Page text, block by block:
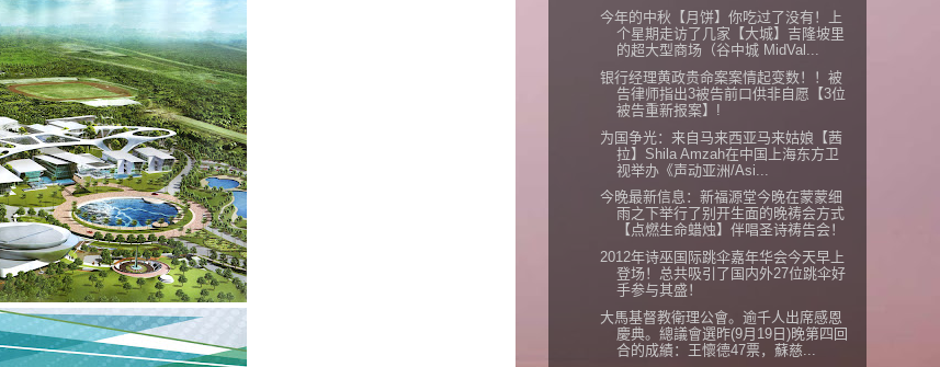
今年的中秋【月饼】你吃过了没有！上
个星期走访了几家【大城】吉隆坡里
的超大型商场（谷中城 MidVal...
银行经理黄政贵命案案情起变数！！被
告律师指出3被告前口供非自愿【3位
被告重新报案】!
为国争光：来自马来西亚马来姑娘【茜
拉】Shila Amzah在中国上海东方卫
视举办《声动亚洲/Asi...
今晚最新信息：新福源堂今晚在蒙蒙细
雨之下举行了别开生面的晚祷会方式
【点燃生命蜡烛】伴唱圣诗祷告会！
2012年诗巫国际跳伞嘉年华会今天早上
登场！总共吸引了国内外27位跳伞好
手参与其盛！
大馬基督教衛理公會。逾千人出席感恩
慶典。總議會選昨(9月19日)晚第四回
合的成績：王懷德47票，蘇慈...